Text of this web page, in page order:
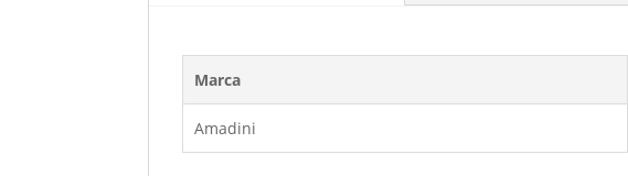
Marca
Amadini